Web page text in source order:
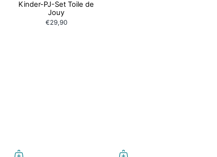
Kinder-PJ-Set Toile de
Jouy
€29,90